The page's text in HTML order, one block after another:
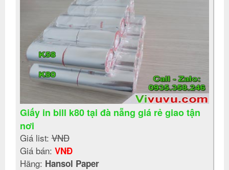
Giấy in bill k80 tại đà nẵng giá rẻ giao tận
nơi
Giá list:VNĐ
Giá bán: VNĐ
Hãng: Hansol Paper